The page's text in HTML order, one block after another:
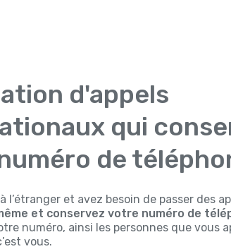
d'appels
qui
de
l’étranger et avez besoin de passer des
et conservez votre numéro de
numéro, ainsi les personnes que vous
vous.